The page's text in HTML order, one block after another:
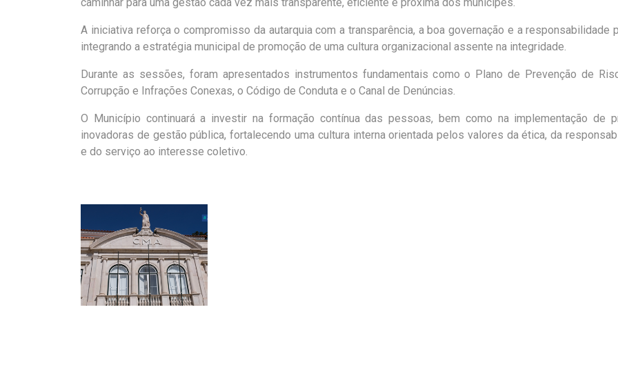
A iniciativa reforça o compromisso da autarquia com a transparência, a boa governação e a responsabilidade
integrando a estratégia municipal de promoção de uma cultura organizacional assente na integridade.
Durante as sessões, foram apresentados instrumentos fundamentais como o Plano de Prevenção de
Corrupção e Infrações Conexas, o Código de Conduta e o Canal de Denúncias.
O Município continuará a investir na formação contínua das pessoas, bem como na implementação de
inovadoras de gestão pública, fortalecendo uma cultura interna orientada pelos valores da ética, da
e do serviço ao interesse coletivo.